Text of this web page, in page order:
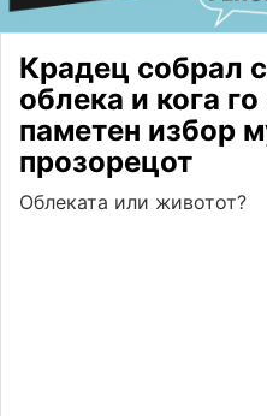
Крадец собрал
облека и кога
паметен избор
прозорецот
Облеката или животот?